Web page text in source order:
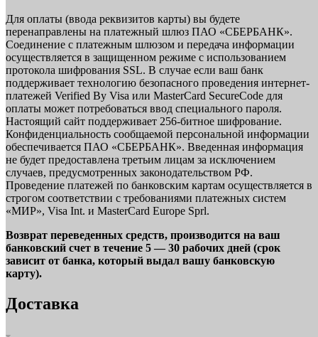
Для оплаты (ввода реквизитов карты) вы будете
перенаправлены на платежный шлюз ПАО «СБЕРБАНК».
Соединение с платежным шлюзом и передача информации
осуществляется в защищенном режиме с использованием
протокола шифрования SSL. В случае если ваш банк
поддерживает технологию безопасного проведения интернет-
платежей Verified By Visa или MasterCard SecureCode для
оплаты может потребоваться ввод специального пароля.
Настоящий сайт поддерживает 256-битное шифрование.
Конфиденциальность сообщаемой персональной информации
обеспечивается ПАО «СБЕРБАНК». Введенная информация
не будет предоставлена третьим лицам за исключением
случаев, предусмотренных законодательством РФ.
Проведение платежей по банковским картам осуществляется в
строгом соответствии с требованиями платежных систем
«МИР», Visa Int. и MasterCard Europe Sprl.
Возврат переведенных средств, производится на ваш
банковский счет в течение 5 — 30 рабочих дней (срок
зависит от банка, который выдал вашу банковскую
карту).
Доставка